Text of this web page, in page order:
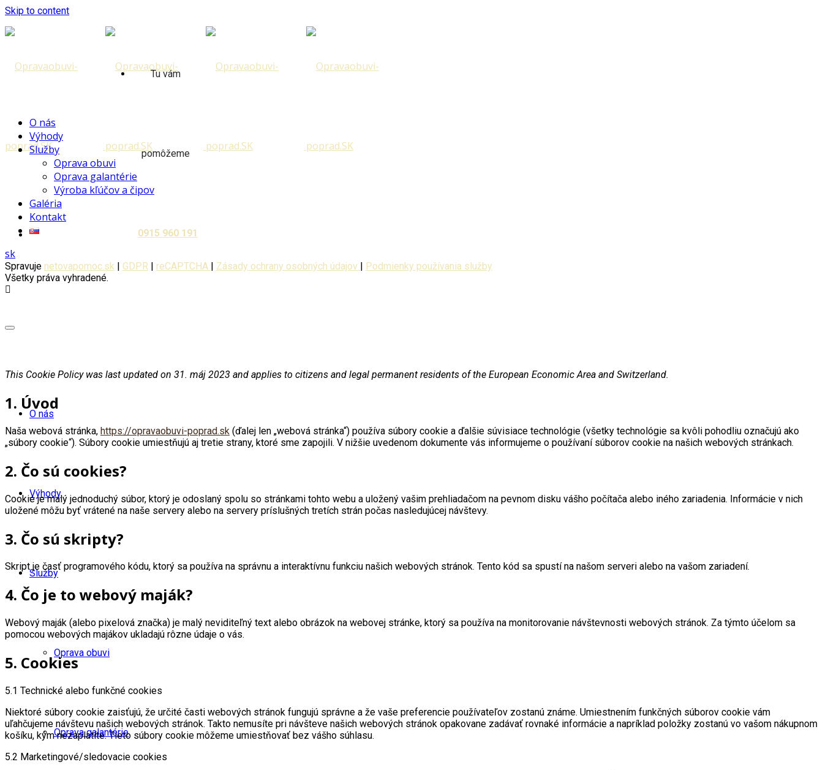
Skip to content
Tu vám
pomôžeme
0915 960 191
O nás
Výhody
Služby
Oprava obuvi
Oprava galantérie
O nás
Výhody
Služby
Oprava obuvi
Oprava galantérie
Výroba kľúčov a čipov
Galéria
Kontakt
sk
Spravuje netovapomoc.sk | GDPR | reCAPTCHA | Zásady ochrany osobných údajov | Podmienky používania služby
Všetky práva vyhradené.
This Cookie Policy was last updated on 31. máj 2023 and applies to citizens and legal permanent residents of the European Economic Area and Switzerland.
1. Úvod
Naša webová stránka, https://opravaobuvi-poprad.sk (ďalej len „webová stránka“) používa súbory cookie a ďalšie súvisiace technológie (všetky technológie sa kvôli pohodliu označujú ako
„súbory cookie“). Súbory cookie umiestňujú aj tretie strany, ktoré sme zapojili. V nižšie uvedenom dokumente vás informujeme o používaní súborov cookie na našich webových stránkach.
2. Čo sú cookies?
Cookie je malý jednoduchý súbor, ktorý je odoslaný spolu so stránkami tohto webu a uložený vašim prehliadačom na pevnom disku vášho počítača alebo iného zariadenia. Informácie v nich
uložené môžu byť vrátené na naše servery alebo na servery príslušných tretích strán počas nasledujúcej návštevy.
3. Čo sú skripty?
Skript je časť programového kódu, ktorý sa používa na správnu a interaktívnu funkciu našich webových stránok. Tento kód sa spustí na našom serveri alebo na vašom zariadení.
4. Čo je to webový maják?
Webový maják (alebo pixelová značka) je malý neviditeľný text alebo obrázok na webovej stránke, ktorý sa používa na monitorovanie návštevnosti webových stránok. Za týmto účelom sa
pomocou webových majákov ukladajú rôzne údaje o vás.
5. Cookies
5.1 Technické alebo funkčné cookies
Niektoré súbory cookie zaisťujú, že určité časti webových stránok fungujú správne a že vaše preferencie používateľov zostanú známe. Umiestnením funkčných súborov cookie vám
uľahčujeme návštevu našich webových stránok. Takto nemusíte pri návšteve našich webových stránok opakovane zadávať rovnaké informácie a napríklad položky zostanú vo vašom nákupnom
košíku, kým nezaplatíte. Tieto súbory cookie môžeme umiestňovať bez vášho súhlasu.
5.2 Marketingové/sledovacie cookies